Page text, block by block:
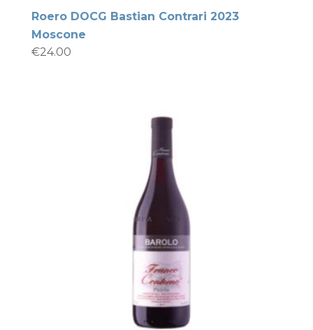
Roero DOCG Bastian Contrari 2023
Moscone
€24.00